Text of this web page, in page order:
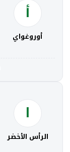
أ
أوروغواي
ا
الرأس الأخضر